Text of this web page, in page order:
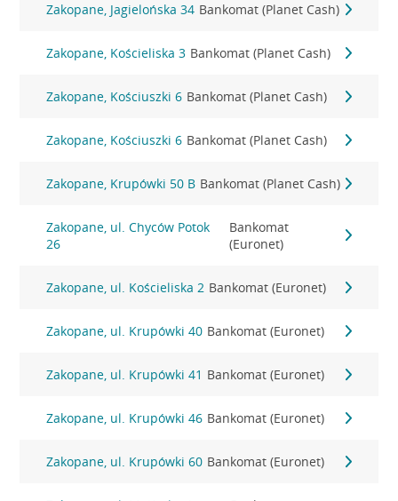
Zakopane, Jagielońska 34 Bankomat (Planet Cash)
Zakopane, Kościeliska 3 Bankomat (Planet Cash)
Zakopane, Kościuszki 6 Bankomat (Planet Cash)
Zakopane, Kościuszki 6 Bankomat (Planet Cash)
Zakopane, Krupówki 50 B Bankomat (Planet Cash)
Zakopane, ul. Chyców Potok
26
Bankomat
(Euronet)
Zakopane, ul. Kościeliska 2 Bankomat (Euronet)
Zakopane, ul. Krupówki 40 Bankomat (Euronet)
Zakopane, ul. Krupówki 41 Bankomat (Euronet)
Zakopane, ul. Krupówki 46 Bankomat (Euronet)
Zakopane, ul. Krupówki 60 Bankomat (Euronet)